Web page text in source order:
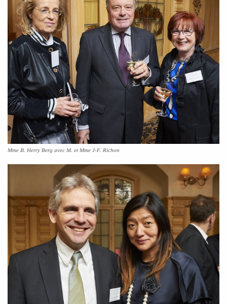
Mme B. Herry Berg avec M. et Mme J-F. Richon